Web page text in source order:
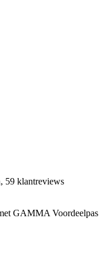
59 klantreviews
GAMMA Voordeelpas